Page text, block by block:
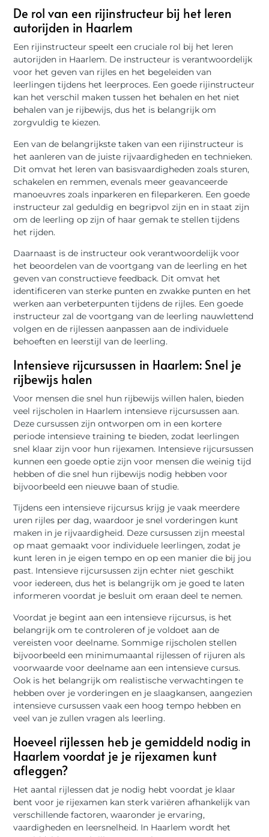
De rol van een rijinstructeur bij het leren
autorijden in Haarlem
Een rijinstructeur speelt een cruciale rol bij het leren
autorijden in Haarlem. De instructeur is verantwoordelijk
voor het geven van rijles en het begeleiden van
leerlingen tijdens het leerproces. Een goede rijinstructeur
kan het verschil maken tussen het behalen en het niet
behalen van je rijbewijs, dus het is belangrijk om
zorgvuldig te kiezen.
Een van de belangrijkste taken van een rijinstructeur is
het aanleren van de juiste rijvaardigheden en technieken.
Dit omvat het leren van basisvaardigheden zoals sturen,
schakelen en remmen, evenals meer geavanceerde
manoeuvres zoals inparkeren en fileparkeren. Een goede
instructeur zal geduldig en begripvol zijn en in staat zijn
om de leerling op zijn of haar gemak te stellen tijdens
het rijden.
Daarnaast is de instructeur ook verantwoordelijk voor
het beoordelen van de voortgang van de leerling en het
geven van constructieve feedback. Dit omvat het
identificeren van sterke punten en zwakke punten en het
werken aan verbeterpunten tijdens de rijles. Een goede
instructeur zal de voortgang van de leerling nauwlettend
volgen en de rijlessen aanpassen aan de individuele
behoeften en leerstijl van de leerling.
Intensieve rijcursussen in Haarlem: Snel je
rijbewijs halen
Voor mensen die snel hun rijbewijs willen halen, bieden
veel rijscholen in Haarlem intensieve rijcursussen aan.
Deze cursussen zijn ontworpen om in een kortere
periode intensieve training te bieden, zodat leerlingen
snel klaar zijn voor hun rijexamen. Intensieve rijcursussen
kunnen een goede optie zijn voor mensen die weinig tijd
hebben of die snel hun rijbewijs nodig hebben voor
bijvoorbeeld een nieuwe baan of studie.
Tijdens een intensieve rijcursus krijg je vaak meerdere
uren rijles per dag, waardoor je snel vorderingen kunt
maken in je rijvaardigheid. Deze cursussen zijn meestal
op maat gemaakt voor individuele leerlingen, zodat je
kunt leren in je eigen tempo en op een manier die bij jou
past. Intensieve rijcursussen zijn echter niet geschikt
voor iedereen, dus het is belangrijk om je goed te laten
informeren voordat je besluit om eraan deel te nemen.
Voordat je begint aan een intensieve rijcursus, is het
belangrijk om te controleren of je voldoet aan de
vereisten voor deelname. Sommige rijscholen stellen
bijvoorbeeld een minimumaantal rijlessen of rijuren als
voorwaarde voor deelname aan een intensieve cursus.
Ook is het belangrijk om realistische verwachtingen te
hebben over je vorderingen en je slaagkansen, aangezien
intensieve cursussen vaak een hoog tempo hebben en
veel van je zullen vragen als leerling.
Hoeveel rijlessen heb je gemiddeld nodig in
Haarlem voordat je je rijexamen kunt
afleggen?
Het aantal rijlessen dat je nodig hebt voordat je klaar
bent voor je rijexamen kan sterk variëren afhankelijk van
verschillende factoren, waaronder je ervaring,
vaardigheden en leersnelheid. In Haarlem wordt het